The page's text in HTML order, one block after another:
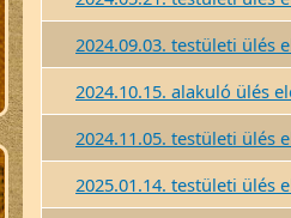
2024.09.03. testületi ülés
2024.10.15. alakuló ülés
2024.11.05. testületi ülés
2025.01.14. testületi ülés